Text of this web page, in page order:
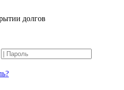
долгов